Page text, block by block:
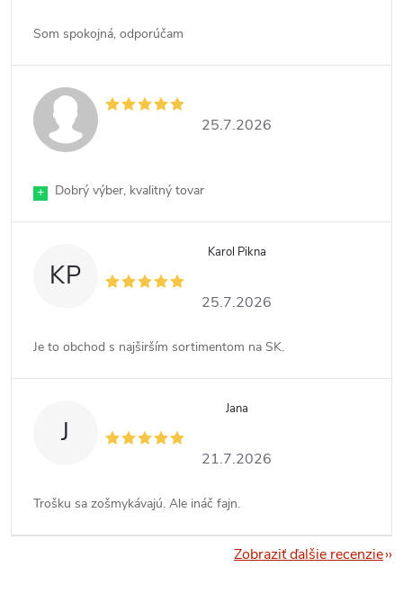
Som spokojná, odporúčam
25.7.2026
+ Dobrý výber, kvalitný tovar
KP
Karol Pikna
25.7.2026
Je to obchod s najširším sortimentom na SK.
J
Jana
21.7.2026
Trošku sa zošmykávajú. Ale ináč fajn.
Zobraziť ďalšie recenzie